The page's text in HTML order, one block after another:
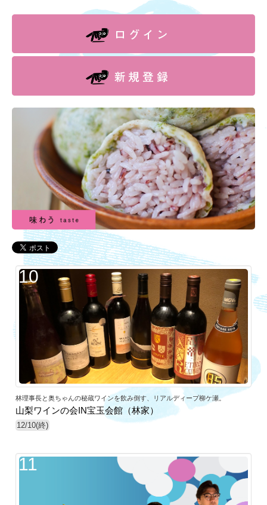
10
林理事長と奥ちゃんの秘蔵ワインを飲み倒す、リアルディープ柳ケ瀬。
山梨ワインの会IN宝玉会館（林家）
12/10(終)
11